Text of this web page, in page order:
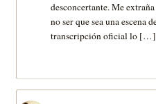
desconcertante. Me
no ser que sea una escena
transcripción oficial lo […]